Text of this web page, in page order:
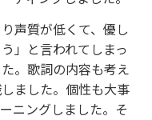
声質が低くて、優し
」と言われてしまっ
。歌詞の内容も考え
ました。個性も大事
ニングしました。そ